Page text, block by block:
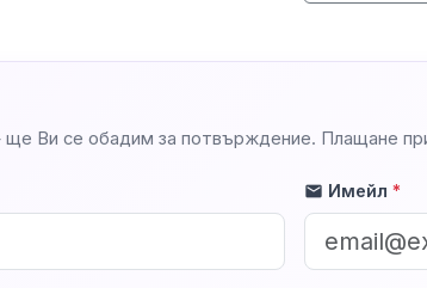
Ви се обадим за потвърждение. Плащане
mail Имейл*